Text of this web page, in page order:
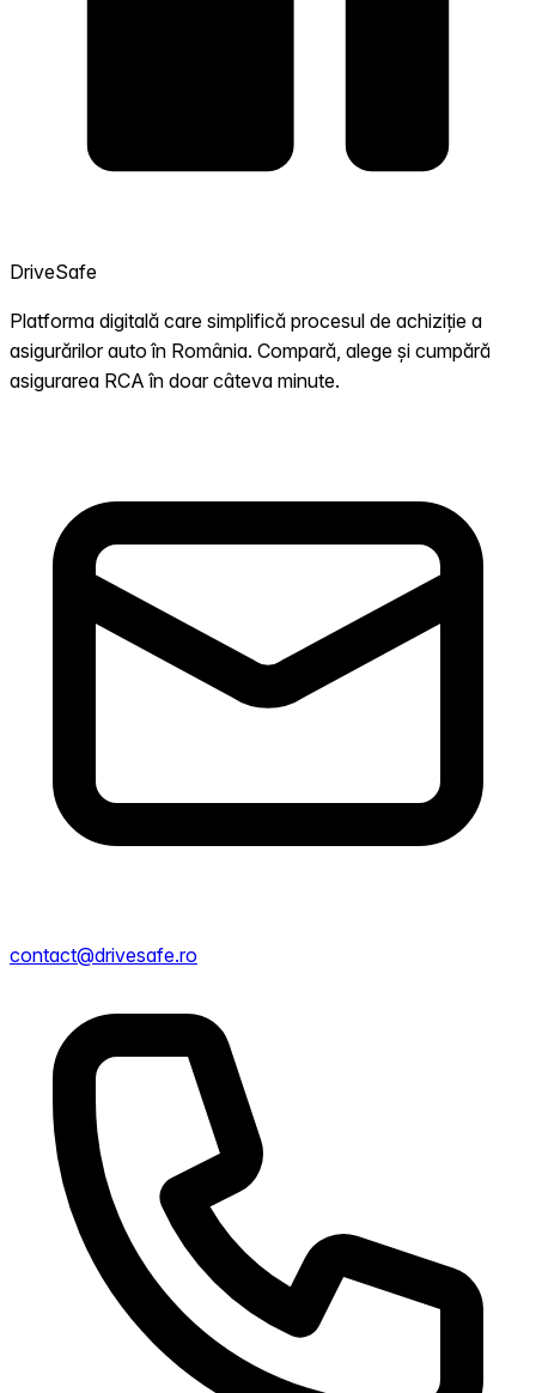
DriveSafe
Platforma digitală care simplifică procesul de achiziție a
asigurărilor auto în România. Compară, alege și cumpără
asigurarea RCA în doar câteva minute.
contact@drivesafe.ro